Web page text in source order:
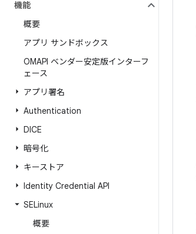
機能
概要
アプリ サンドボックス
OMAPI ベンダー安定版インターフ
ェース
アプリ署名
Authentication
DICE
暗号化
キーストア
Identity Credential API
SELinux
概要